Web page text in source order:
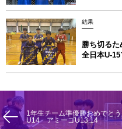
結果
勝ち切るた
全日本U-
1年生チーム準優勝おめでと
U14 アミーゴU13.14